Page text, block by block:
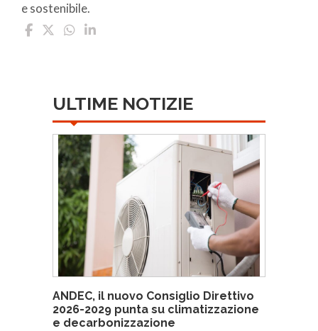
e sostenibile.
ULTIME NOTIZIE
ANDEC, il nuovo Consiglio Direttivo
2026-2029 punta su climatizzazione
e decarbonizzazione